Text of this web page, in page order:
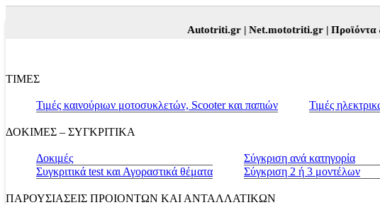
Autotriti.gr |Net.mototriti.gr |Προϊόντα &
ΤΙΜΕΣ
Τιμές καινούριων μοτοσυκλετών, Scooter και παπιών Τιμές
ΔΟΚΙΜΕΣ – ΣΥΓΚΡΙΤΙΚΑ
Δοκιμές
Συγκριτικά test και Αγοραστικά θέματα
Σύγκριση ανά κατηγορία
Σύγκριση 2 ή 3 μοντέλων
ΠΑΡΟΥΣΙΑΣΕΙΣ ΠΡΟΙΟΝΤΩΝ ΚΑΙ ΑΝΤΑΛΛΑΤΙΚΩΝ